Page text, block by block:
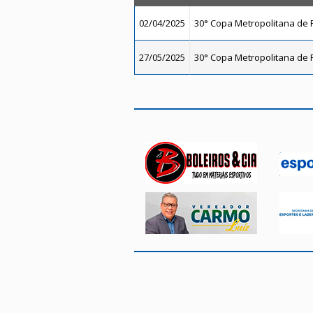
02/04/2025 30° Copa Metropolitana de
27/05/2025 30° Copa Metropolitana de